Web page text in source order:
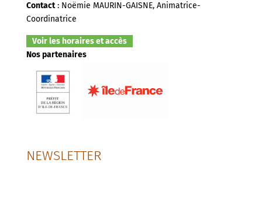
Contact: Noëmie MAURIN-GAISNE, Animatrice-
Coordinatrice
Voir les horaires et accès
Nos partenaires
NEWSLETTER